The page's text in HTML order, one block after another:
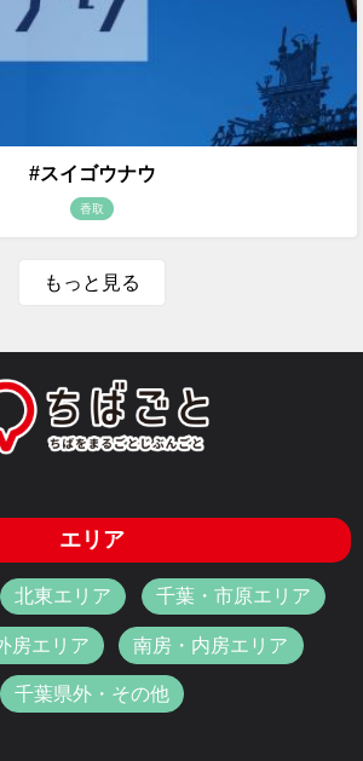
#スイゴウナウ
香取
もっと見る
エリア
北東エリア 千葉・市原エリア
房エリア 南房・内房エリア
千葉県外・その他